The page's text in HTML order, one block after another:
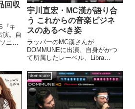
回収
『キ
演。自
ニ
いまし
への反
宇川直宏・MC漢が語り合
う これからの音楽ビジネ
スのあるべき姿
ラッパーのMC漢さんが
DOMMUNEに出演。自身がかつ
て所属したレーベル、Libra
いて告発を行いました。その後、
宇川直宏さんとの質疑応答で、こ
れからの音楽ビジネスのあるべき
姿について話していました。（...
dommune